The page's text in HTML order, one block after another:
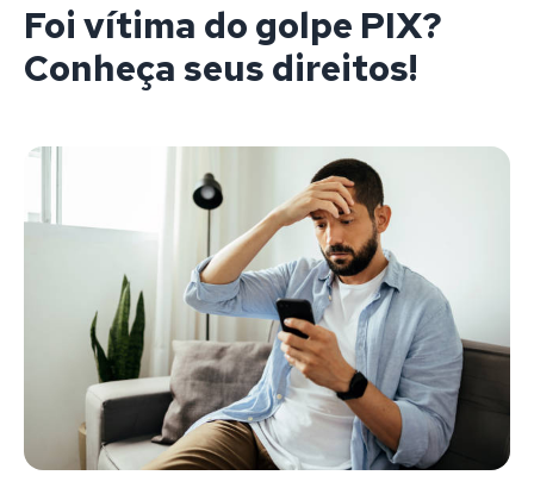
Foi vítima do golpe PIX?
Conheça seus direitos!